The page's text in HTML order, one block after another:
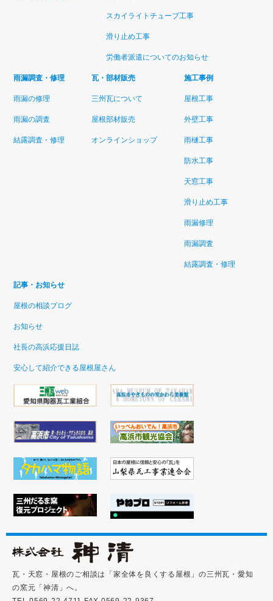
スカイライトチューブ工事
滑り止め工事
労働者派遣についてのお知らせ
雨漏調査・修理
雨漏の修理
雨漏の調査
結露調査・修理
瓦・部材販売
三州瓦について
屋根部材販売
オンラインショップ
施工事例
屋根工事
外壁工事
雨樋工事
防水工事
天窓工事
滑り止め工事
雨漏修理
雨漏調査
結露調査・修理
記事・お知らせ
屋根の相談ブログ
お知らせ
社長の高浜応援日誌
安心して紹介できる屋根屋さん
瓦・天窓・屋根のご相談は「家全体を良くする屋根」の三州瓦・愛知
の窯元「神清」へ。